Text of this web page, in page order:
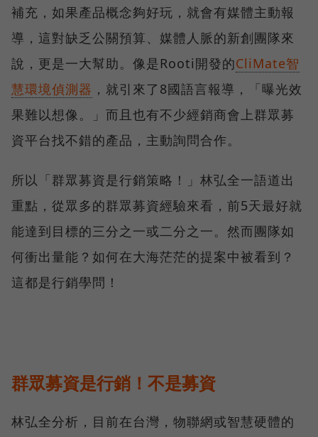
補充，如果產品概念夠好玩，就會有媒體主動報
導，這對缺乏公關預算、媒體人脈的新創團隊來
說，更是一大幫助。像是Rooti開發的CliMate智
慧環境偵測器 ，就引來了8國語言報導，「曝光效
果難以想像。」而且也有不少經銷商會上群眾募
資平台找不錯的產品，主動詢問合作。
所以「群眾募資是行銷策略！」林弘全一語道出
重點，從眾多的群眾募資經驗來看，前5天最好就
能達到目標的三分之一或二分之一。然而團隊如
何衝出量能？如何在大海茫茫的提案中被看到？
這都是行銷學問！
群眾募資是行銷！不是募資
林弘全分析，目前在台灣，物聯網或智慧硬體的